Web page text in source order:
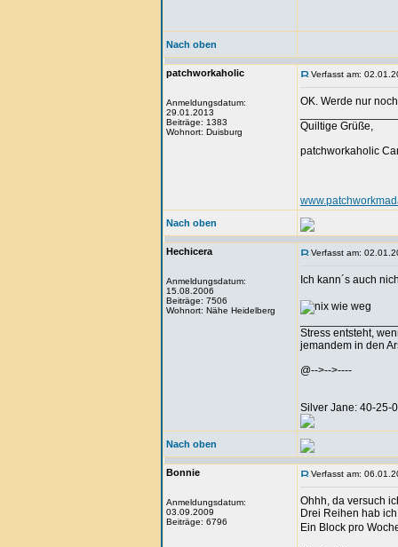
Nach oben
patchworkaholic
Anmeldungsdatum:
29.01.2013
Beiträge: 1383
Wohnort: Duisburg
Verfasst am:
OK. Werde nur
Quiltige Grüße,
patchworkaholic
Nach oben
Hechicera
Anmeldungsdatum:
15.08.2006
Beiträge: 7506
Wohnort: Nähe Heidelberg
Verfasst am:
Ich kann´s auch
Stress entsteht,
jemandem in den
@-->-->----
Silver Jane: 40-25-
Nach oben
Bonnie
Anmeldungsdatum:
03.09.2009
Beiträge: 6796
Verfasst am:
Ohhh, da versuch
Drei Reihen hab
Ein Block pro